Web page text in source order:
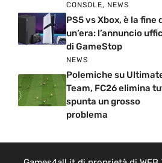
CONSOLE, NEWS
PS5 vs Xbox, è la fine
un’era: l’annuncio
di GameStop
NEWS
Polemiche su
Team, FC26 elimina
spunta un grosso
problema